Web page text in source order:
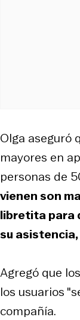
Olga aseguró
mayores en
personas de
vienen son
libretita para
su
Agregó que
los usuarios
compañía.